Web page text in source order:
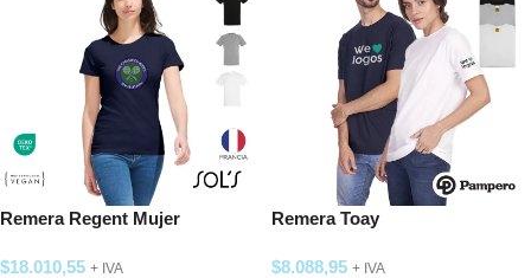
Remera Regent Mujer
$18.010,55 + IVA
Remera Toay
$8.088,95 + IVA